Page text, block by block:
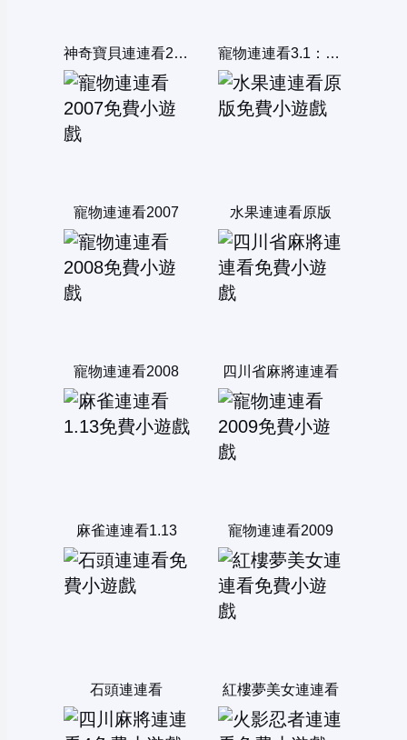
神奇寶貝連連看2004 寵物連連看3.1：共享版
寵物連連看2007 水果連連看原版
寵物連連看2008 四川省麻將連連看
麻雀連連看1.13 寵物連連看2009
石頭連連看 紅樓夢美女連連看